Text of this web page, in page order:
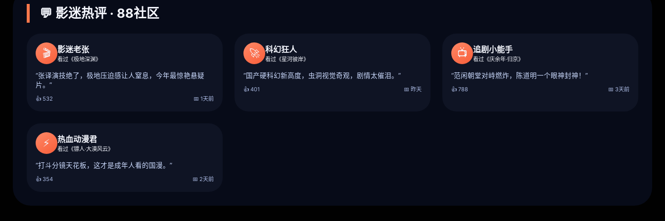
💬 影迷热评 · 88社区
🎬 影迷老张
看过《极地深渊》
“张译演技绝了，极地压迫感让人窒息，今年最惊艳悬疑
片。”
👍 532 📅 1天前
🚀 科幻狂人
看过《星河彼岸》
“国产硬科幻新高度，虫洞视觉奇观，剧情太催泪。”
👍 401 📅 昨天
📺 追剧小能手
看过《庆余年·归京》
“范闲朝堂对峙燃炸，陈道明一个眼神封神！”
👍 788 📅 3天前
⚡ 热血动漫君
看过《镖人·大漠风云》
“打斗分镜天花板，这才是成年人看的国漫。”
👍 354 📅 2天前